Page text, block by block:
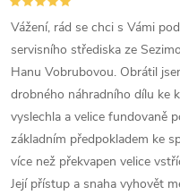
Vážení, rád se chci s Vámi
servisního střediska ze
Hanu Vobrubovou. Obrátil
drobného náhradního dílu ke
vyslechla a velice fundovaně
základním předpokladem ke
více než překvapen velice
Její přístup a snaha vyhovět